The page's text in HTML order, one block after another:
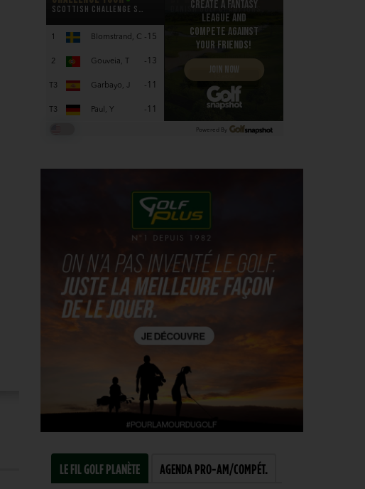
LE FIL GOLF PLANÈTE AGENDA PRO-AM/COMPÉT.